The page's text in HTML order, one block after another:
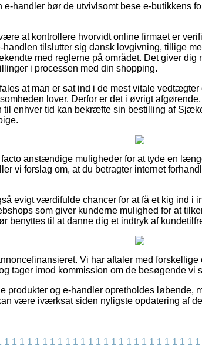
e-handler bør de utvivlsomt bese e-butikkens
at kontrollere hvorvidt online firmaet er
tilslutter sig dansk lovgivning, tillige
med reglerne på området. Det giver
i processen med din shopping.
at man er sat ind i de mest vitale
lover. Derfor er det i øvrigt
til enhver tid kan bekræfte sin bestilling af
anstændige muligheder for at tyde en
vi forslag om, at du betragter internet
evigt værdifulde chancer for at få et kig ind i
som giver kunderne mulighed for at
benyttes til at danne dig et indtryk af
Vi har aftaler med
tager imod kommission om de besøgende vi
produkter og e-handler opretholdes løbende,
være iværksat siden nyligste opdatering af
1 1 1 1 1 1 1 1 1 1 1 1 1 1 1 1 1 1 1 1 1 1 1 1 1 1